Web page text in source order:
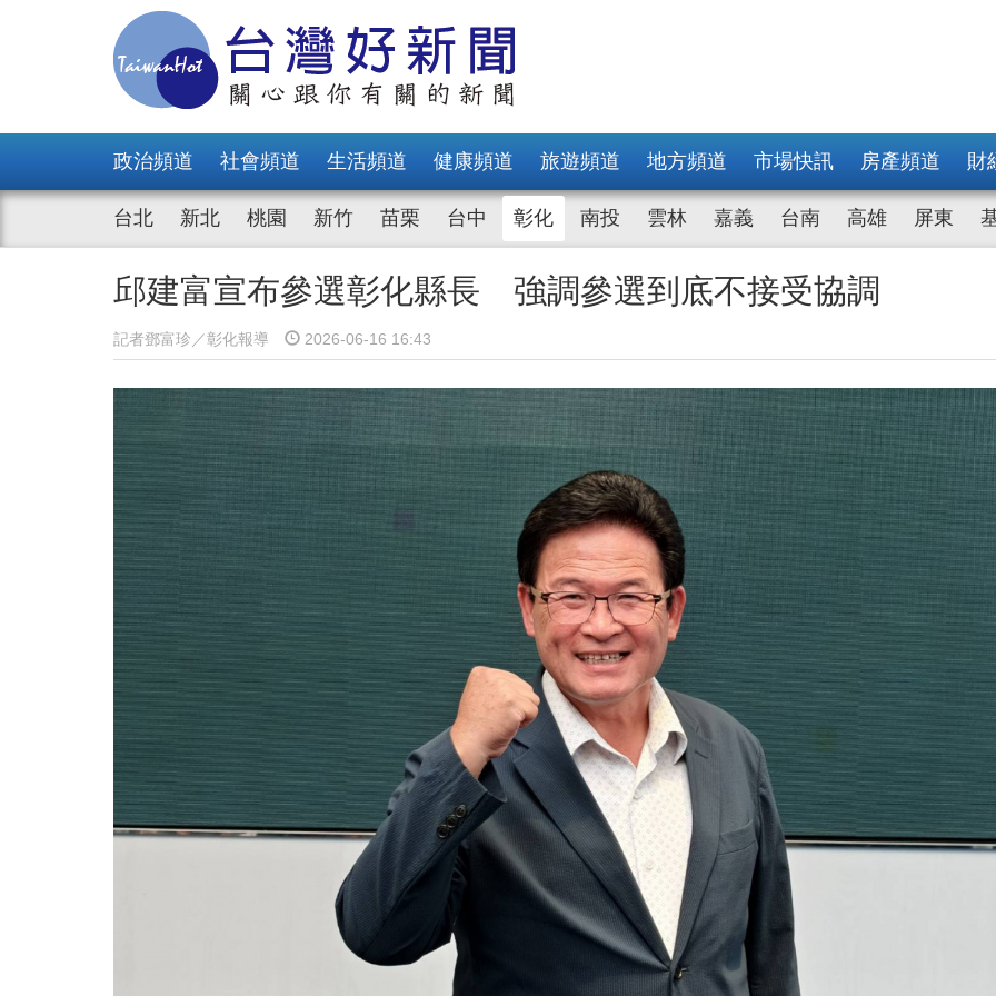
政治頻道 社會頻道 生活頻道 健康頻道 旅遊頻道 地方頻道 市場快訊 房產頻道 財
台北 新北 桃園 新竹 苗栗 台中 彰化 南投 雲林 嘉義 台南 高雄 屏東
邱建富宣布參選彰化縣長 強調參選到底不接受協調
記者鄧富珍／彰化報導 2026-06-16 16:43